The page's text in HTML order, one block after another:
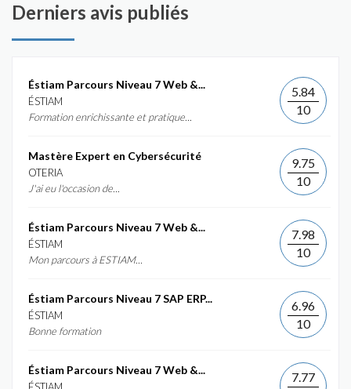
Derniers avis publiés
Éstiam Parcours Niveau 7 Web &...
ÉSTIAM
Formation enrichissante et pratique...
5.84
10
Mastère Expert en Cybersécurité
OTERIA
J'ai eu l'occasion de...
9.75
10
Éstiam Parcours Niveau 7 Web &...
ÉSTIAM
Mon parcours à ESTIAM...
7.98
10
Éstiam Parcours Niveau 7 SAP ERP...
ÉSTIAM
Bonne formation
6.96
10
Éstiam Parcours Niveau 7 Web &...
7.77